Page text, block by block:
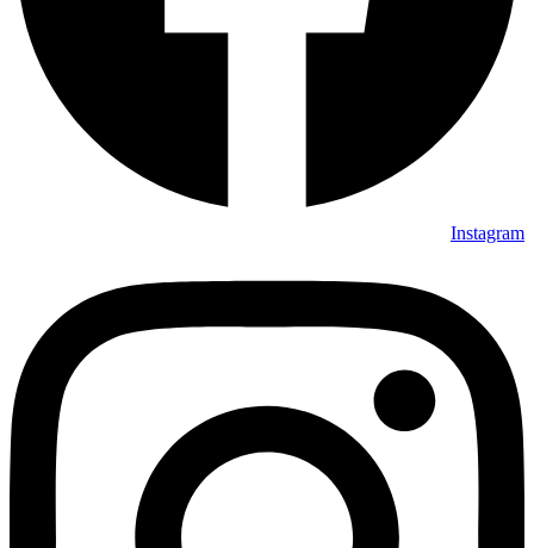
Instagram